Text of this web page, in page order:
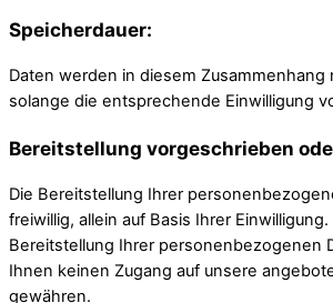
Speicherdauer:
Daten werden in diesem Zusammenhang
solange die entsprechende Einwilligung
Bereitstellung vorgeschrieben
Die Bereitstellung Ihrer
freiwillig, allein auf Basis Ihrer
Bereitstellung Ihrer personenbezogenen
Ihnen keinen Zugang auf unsere
gewähren.